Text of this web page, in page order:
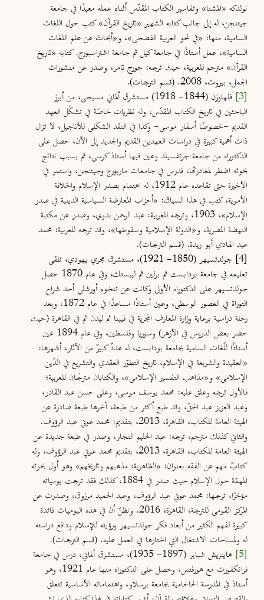
نولدكه «المشنا» وتفاسير الكتاب المقدّس أثناء عمله معيدًا في جامعة
جيتنجن، له إلى جانب كتابه الشهير «تاريخ القرآن» كتب حول اللغات
السامية، منها: «في نحو العربية الفصحى»، و«أبحاث عن علم اللغات
السامية»، عمل أستاذًا في جامعة كيل ثم جامعة اشتراسبورج. كتابه «تاريخ
القرآن» مترجم للعربية، حيث ترجمه: جورج تامر، وصدر عن منشورات
الجمل، بيروت، 2008. (قسم الترجمات).
[3] فلهاوزن (1844
- 1918) مستشرق ألماني مسيحي، من أبرز
الباحثين في تاريخ الكتاب المقدّس، وله نظريات خاصّة في تشكّل العهد
القديم -خصوصًا أسفار موسى- وكذا في النقد الشكلي للأناجيل، لا تزال
ذات أهمية كبيرة في دراسات العهدين القديم والجديد إلى الآن، حصل على
الدكتوراه من جامعة جرتفسيلد وعين فيها أستاذ كرسي، ثم بسبب نتائج
بحوثه اضطر لمغادرتها، فدرس في جامعات ماربورج وجيتنجن، واستمر في
الأخيرة حتى تقاعده عام 1912، له اهتمام بصدر الإسلام والخلافة
الأموية، كتب في هذا السياق: «أحزاب المعارضة السياسية الدينية في صدر
الإسلام»، 1903، وترجمه للعربية: عبد الرحمن بدوي، وصدر عن مكتبة
النهضة المصرية، و«الدولة الإسلامية وسقوطها»، وقد ترجمه للعربية: محمد
عبد الهادي أبو ريدة. (قسم الترجمات).
[4]
جولدتسيهر (1850- 1921)، مستشرق مجري يهودي، تلقى
تعليمه في جامعة بودابست ثم برلين ثم ليبستك، وفي عام 1870 حصل
جولدتسيهر على الدكتوراه الأولى وكانت عن تنخوم أورشلي أحد شراح
التوراة في العصور الوسطى، وعين أستاذًا مساعدًا في
عام 1872، وبعد
رحلة دراسية برعاية وزارة المعارف المجرية في فيينا ثم ليدن ثم في القاهرة (حيث
حضر بعض الدروس في الأزهر) وسوريا وفلسطين، وفي عام 1894 عين
أستاذًا للّغات السامية بجامعة بودابست، له عددٌ كبيرٌ من الآثار، أشهرها:
«العقيدة والشريعة في الإسلام، تاريخ التطوّر العقدي والتشريع في الدّين
الإسلامي» و«مذاهب التفسير الإسلامي»، والكتابان مترجَمان للعربية؛
فالأول ترجمه وعلق عليه: محمد يوسف موسى، وعلي حسن عبد القادر،
وعبد العزيز عبد الحقّ، وقد طبع أكثر من طبعة، آخرها طبعة صادرة عن
الهيئة العامة للكتاب، القاهرة، 2013، بتقديم: محمد عوني عبد الرؤوف.
والثاني كذلك مترجم، ترجمه: عبد الحليم النجار، وصدر في طبعة جديدة عن
الهيئة العامة للكتاب، القاهرة، 2013، بتقديم محمد عوني عبد الرؤوف، وله
كتابٌ مهم عن الفقه بعنوان: «الظاهرية: مذهبهم وتاريخهم» وهو أول بحوثه
المهمّة حول الإسلام حيث صدر في 1884، كذلك فقد ترجمت يومياته
مؤخرًا، ترجمها: محمد عوني عبد الرؤوف، وعبد الحميد مرزوق، وصدرت عن
المركز القومي للترجمة، القاهرة، 2016. ونظنّ أن في هذه اليوميات فائدة
كبيرة لفهم الكثير من أبعاد فكر جولدتسيهر ورؤيته للإسلام ودافع دراسته
له ولمساحات الاشتغال التي اختارها في العمل عليه. (قسم الترجمات).
[5]
هاينريش
شباير (1897- 1935)، مستشرق ألماني، درس في جامعة
فرانكفورت مع هورفتس، وحصل على الدكتوراه منها عام 1921، وهو
أستاذ في المدرسة الحاخامية بجامعة برسلاو، واهتماماته الأساسية تتعلق